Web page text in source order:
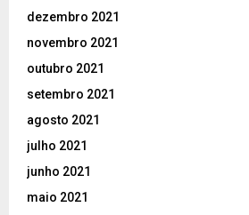
dezembro 2021
novembro 2021
outubro 2021
setembro 2021
agosto 2021
julho 2021
junho 2021
maio 2021